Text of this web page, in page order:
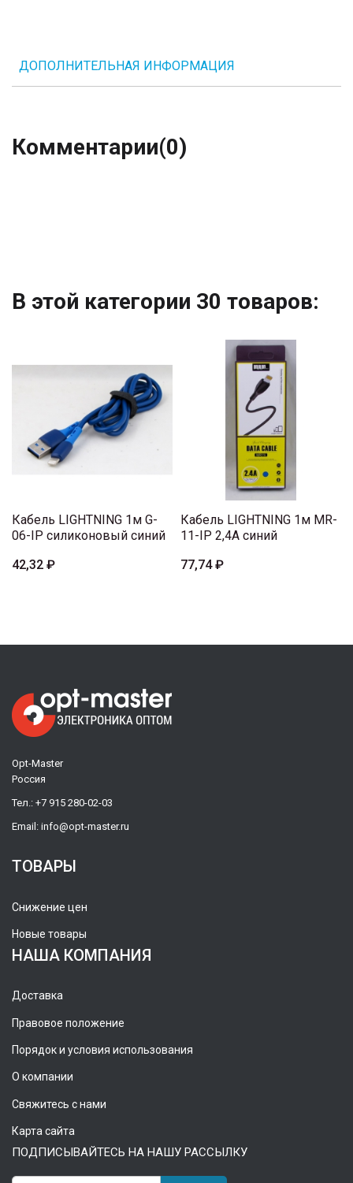
ДОПОЛНИТЕЛЬНАЯ ИНФОРМАЦИЯ
Комментарии(0)
В этой категории 30 товаров:
Кабель LIGHTNING 1м G-
06-IP силиконовый синий
42,32 ₽
Кабель LIGHTNING 1м MR-
11-IP 2,4A синий
77,74 ₽
Opt-Master
Россия
Тел.: +7 915 280-02-03
Email: info@opt-master.ru
ТОВАРЫ
Снижение цен
Новые товары
НАША КОМПАНИЯ
Доставка
Правовое положение
Порядок и условия использования
О компании
Свяжитесь с нами
Карта сайта
ПОДПИСЫВАЙТЕСЬ НА НАШУ РАССЫЛКУ